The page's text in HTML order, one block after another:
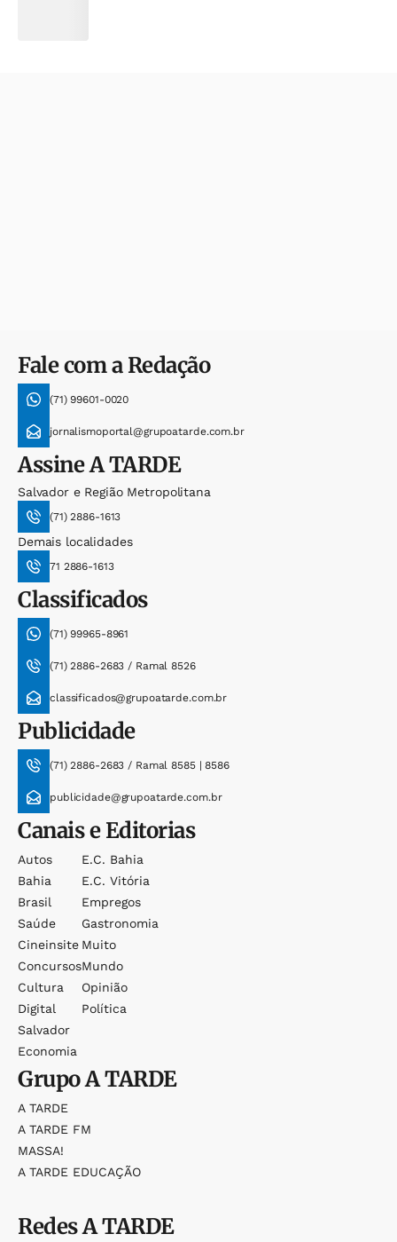
Fale com a Redação
(71) 99601-0020
jornalismoportal@grupoatarde.com.br
AssineA TARDE
Salvador e Região Metropolitana
(71) 2886-1613
Demais localidades
71 2886-1613
Classificados
(71) 99965-8961
(71) 2886-2683 / Ramal 8526
classificados@grupoatarde.com.br
Publicidade
(71) 2886-2683 / Ramal 8585 | 8586
publicidade@grupoatarde.com.br
Canais e Editorias
Autos
Bahia
Brasil
Saúde
Cineinsite
Concursos
Cultura
Digital
Salvador
Economia
E.c. Bahia
E.c. Vitória
Empregos
Gastronomia
Muito
Mundo
Opinião
Política
GrupoA TARDE
A TARDE
A TARDE FM
MASSA!
A TARDE EDUCAÇÃO
RedesA TARDE